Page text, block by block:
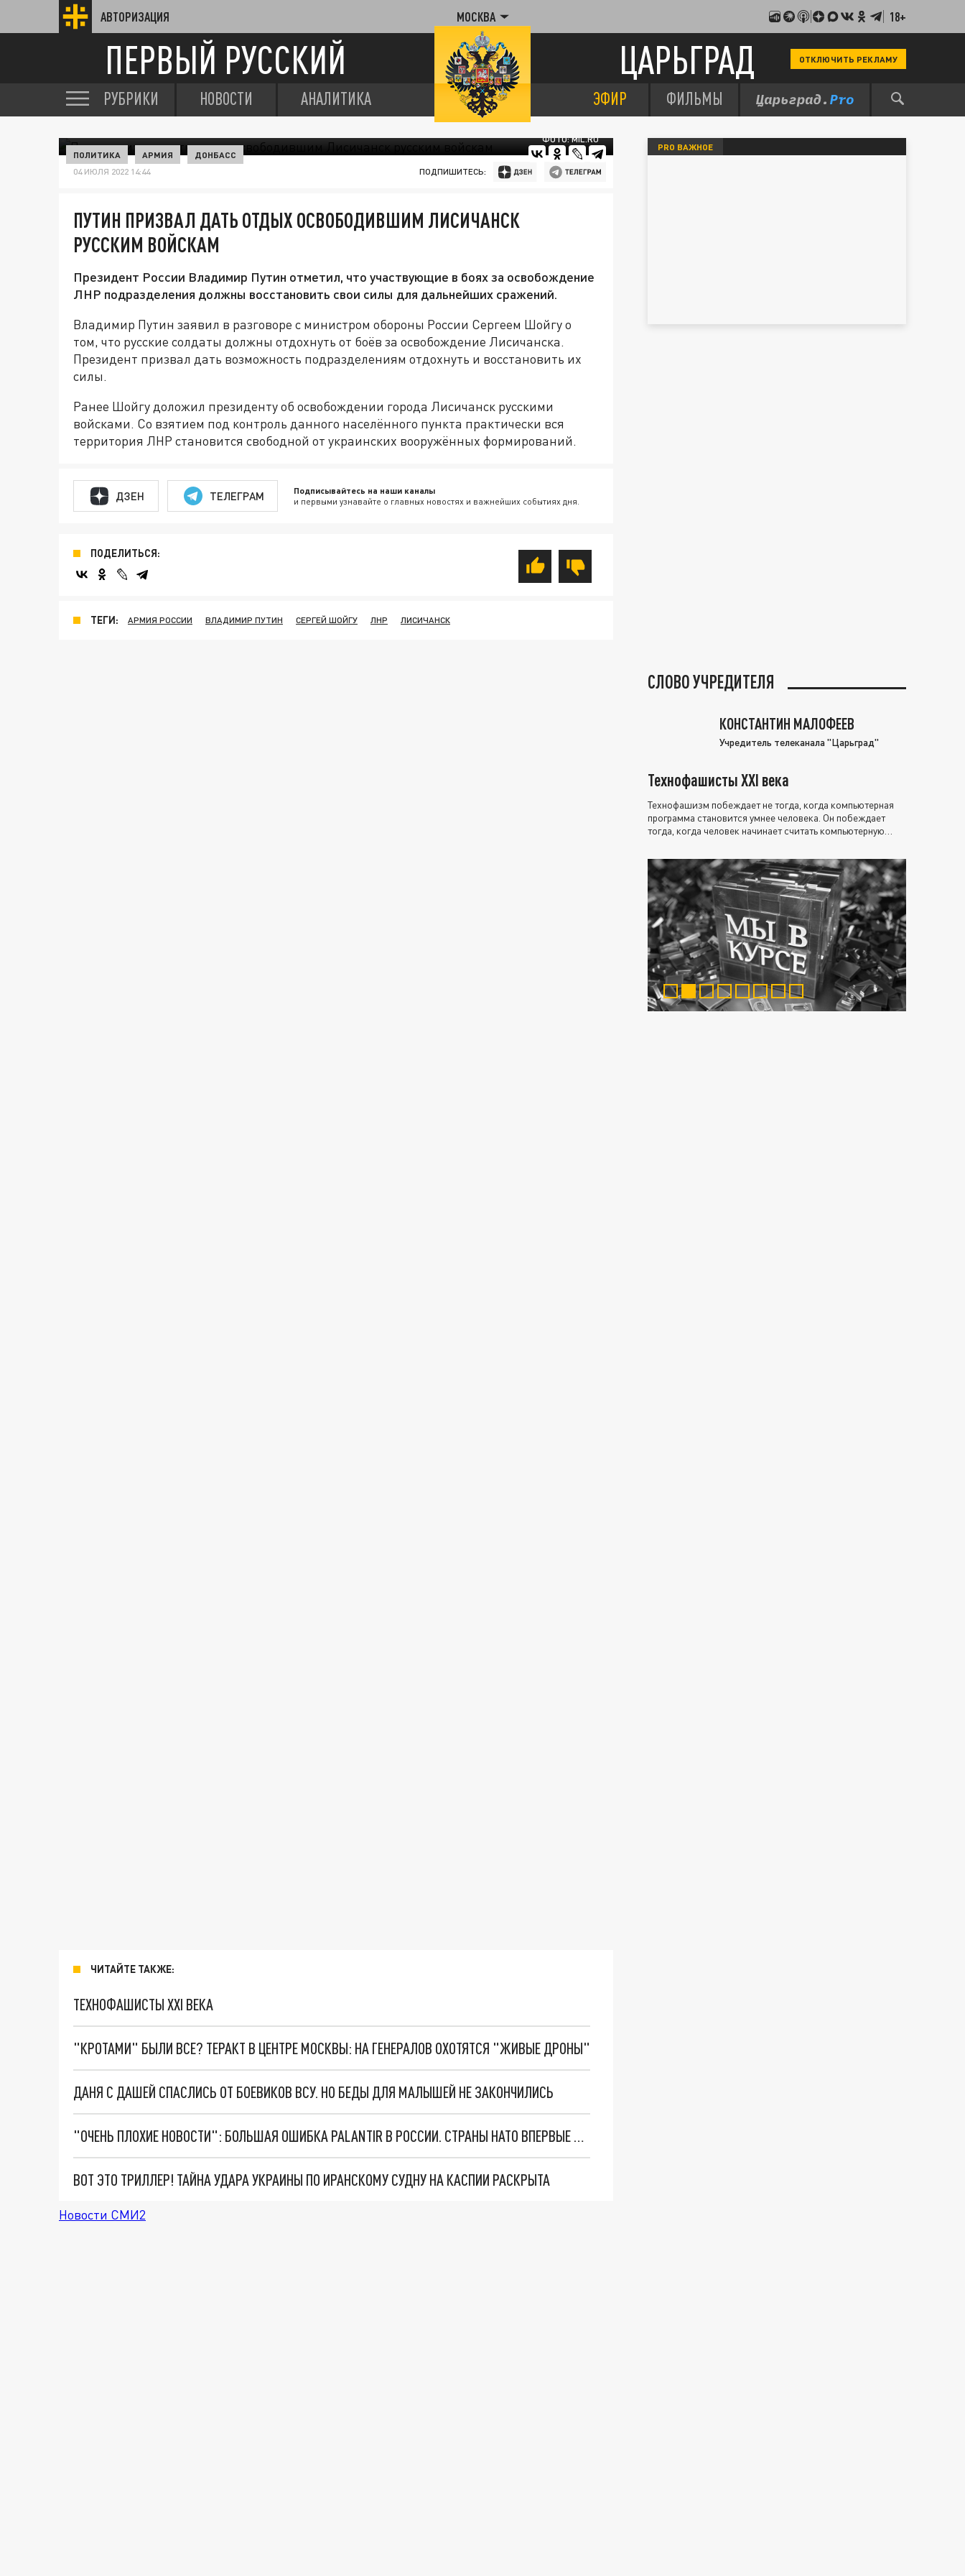
АВТОРИЗАЦИЯ МОСКВА 18+
ПЕРВЫЙ РУССКИЙ ЦАРЬГРАД ОТКЛЮЧИТЬ РЕКЛАМУ
РУБРИКИ НОВОСТИ АНАЛИТИКА ЭФИР ФИЛЬМЫ
ФОТО: MIL.RU
ПОЛИТИКА АРМИЯ ДОНБАСС
04 ИЮЛЯ 2022 14:44 ПОДПИШИТЕСЬ:
ПУТИН ПРИЗВАЛ ДАТЬ ОТДЫХ ОСВОБОДИВШИМ ЛИСИЧАНСК
РУССКИМ ВОЙСКАМ
Президент России Владимир Путин отметил, что участвующие в боях за освобождение
ЛНР подразделения должны восстановить свои силы для дальнейших сражений.
Владимир Путин заявил в разговоре с министром обороны России Сергеем Шойгу о
том, что русские солдаты должны отдохнуть от боёв за освобождение Лисичанска.
Президент призвал дать возможность подразделениям отдохнуть и восстановить их
силы.
Ранее Шойгу доложил президенту об освобождении города Лисичанск русскими
войсками. Со взятием под контроль данного населённого пункта практически вся
территория ЛНР становится свободной от украинских вооружённых формирований.
ДЗЕН ТЕЛЕГРАМ Подписывайтесь на наши каналы
и первыми узнавайте о главных новостях и важнейших событиях дня.
ПОДЕЛИТЬСЯ:
ТЕГИ: АРМИЯ РОССИИ ВЛАДИМИР ПУТИН СЕРГЕЙ ШОЙГУ ЛНР ЛИСИЧАНСК
ЧИТАЙТЕ ТАКЖЕ:
ТЕХНОФАШИСТЫ XXI ВЕКА
"КРОТАМИ" БЫЛИ ВСЕ? ТЕРАКТ В ЦЕНТРЕ МОСКВЫ: НА ГЕНЕРАЛОВ ОХОТЯТСЯ "ЖИВЫЕ ДРОНЫ"
ДАНЯ С ДАШЕЙ СПАСЛИСЬ ОТ БОЕВИКОВ ВСУ. НО БЕДЫ ДЛЯ МАЛЫШЕЙ НЕ ЗАКОНЧИЛИСЬ
"ОЧЕНЬ ПЛОХИЕ НОВОСТИ": БОЛЬШАЯ ОШИБКА PALANTIR В РОССИИ. СТРАНЫ НАТО ВПЕРВЫЕ ЗА СВО ОСТАНОВИЛИ ПОСТАВКИ ОРУЖИЯ. ВСУ ТЕРЯЮТ ПРИГРАНИЧЬЕ?
ВОТ ЭТО ТРИЛЛЕР! ТАЙНА УДАРА УКРАИНЫ ПО ИРАНСКОМУ СУДНУ НА КАСПИИ РАСКРЫТА
Новости СМИ2
PRO ВАЖНОЕ
СЛОВО УЧРЕДИТЕЛЯ
КОНСТАНТИН МАЛОФЕЕВ
Учредитель телеканала "Царьград"
Технофашисты XXI века
Технофашизм побеждает не тогда, когда компьютерная
программа становится умнее человека. Он побеждает
тогда, когда человек начинает считать компьютерную